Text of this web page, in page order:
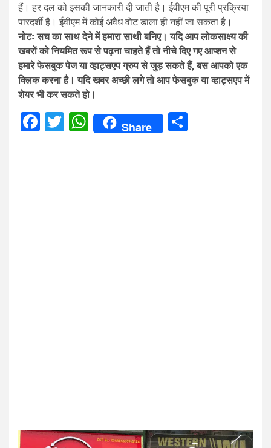
हैं। हर दल को इसकी जानकारी दी जाती है। ईवीएम की पूरी प्रक्रिया
पारदर्शी है। ईवीएम में कोई अवैध वोट डाला ही नहीं जा सकता है।
नोटः सच का साथ देने में हमारा साथी बनिए। यदि आप लोकसाक्ष्य की
खबरों को नियमित रूप से पढ़ना चाहते हैं तो नीचे दिए गए आप्शन से
हमारे फेसबुक पेज या व्हाट्सएप ग्रुप से जुड़ सकते हैं, बस आपको एक
क्लिक करना है। यदि खबर अच्छी लगे तो आप फेसबुक या व्हाट्सएप में
शेयर भी कर सकते हो।
Facebook
Twitter
WhatsApp
Share